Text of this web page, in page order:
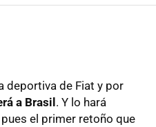
deportiva de Fiat y por
a Brasil. Y lo hará
el primer retoño que